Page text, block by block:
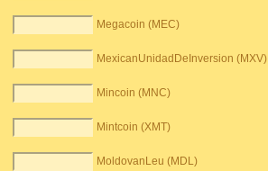
Megacoin (MEC)
MexicanUnidadDeInversion (MXV)
Mincoin (MNC)
Mintcoin (XMT)
MoldovanLeu (MDL)